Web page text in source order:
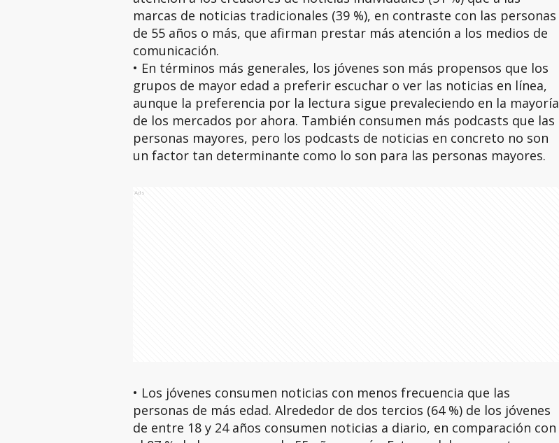
marcas de noticias tradicionales (39 %), en contraste con las personas
de 55 años o más, que afirman prestar más atención a los medios de
comunicación.
• En términos más generales, los jóvenes son más propensos que los
grupos de mayor edad a preferir escuchar o ver las noticias en línea,
aunque la preferencia por la lectura sigue prevaleciendo en la mayoría
de los mercados por ahora. También consumen más podcasts que las
personas mayores, pero los podcasts de noticias en concreto no son
un factor tan determinante como lo son para las personas mayores.
Ads
• Los jóvenes consumen noticias con menos frecuencia que las
personas de más edad. Alrededor de dos tercios (64 %) de los jóvenes
de entre 18 y 24 años consumen noticias a diario, en comparación con